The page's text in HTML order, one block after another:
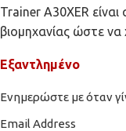
Trainer A30XER
βιομηχανίας ώστε να
Εξαντλημένο
Ενημερώστε με όταν
Email Address